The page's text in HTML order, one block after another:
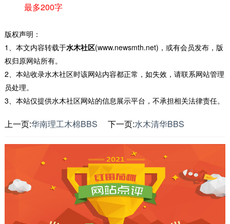
最多200字
版权声明：
1、本文内容转载于水木社区(www.newsmth.net)，或有会员发布，版
权归原网站所有。
2、本站收录水木社区时该网站内容都正常，如失效，请联系网站管理
员处理。
3、本站仅提供水木社区网站的信息展示平台，不承担相关法律责任。
上一页:华南理工木棉BBS 下一页:水木清华BBS